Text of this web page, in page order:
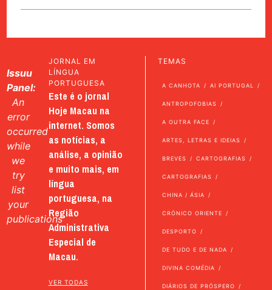
Issuu
Panel:
An
error
occurred
while
we
try
list
your
publications
JORNAL EM
LÍNGUA
PORTUGUESA
Este é o jornal
Hoje Macau na
internet. Somos
as notícias, a
análise, a opinião
e muito mais, em
língua
portuguesa, na
Região
Administrativa
Especial de
Macau.
VER TODAS
TEMAS
A CANHOTA AI PORTUGAL
ANTROPOFOBIAS
A OUTRA FACE
ARTES, LETRAS E IDEIAS
BREVES CARTOGRAFIAS
CARTOGRAFIAS
CHINA / ÁSIA
CRÓNICO ORIENTE
DESPORTO
DE TUDO E DE NADA
DIVINA COMÉDIA
DIÁRIOS DE PRÓSPERO